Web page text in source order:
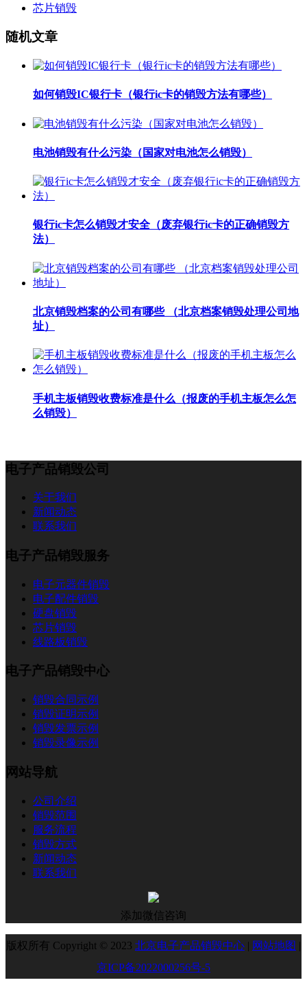
芯片销毁
随机文章
如何销毁IC银行卡（银行ic卡的销毁方法有哪些）
电池销毁有什么污染（国家对电池怎么销毁）
银行ic卡怎么销毁才安全（废弃银行ic卡的正确销毁方
法）
北京销毁档案的公司有哪些 （北京档案销毁处理公司地
址）
手机主板销毁收费标准是什么（报废的手机主板怎么怎
么销毁）
电子产品销毁公司
关于我们
新闻动态
联系我们
电子产品销毁服务
电子元器件销毁
电子配件销毁
硬盘销毁
芯片销毁
线路板销毁
电子产品销毁中心
销毁合同示例
销毁证明示例
销毁发票示例
销毁录像示例
网站导航
公司介绍
销毁范围
服务流程
销毁方式
新闻动态
联系我们
添加微信咨询
版权所有 Copyright © 2023 北京电子产品销毁中心 | 网站地图 |
京ICP备2022000256号-5